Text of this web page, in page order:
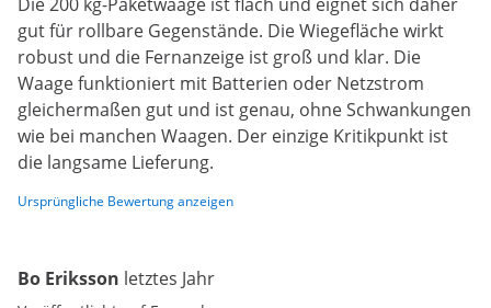
gut für rollbare Gegenstände. Die Wiegefläche wirkt
robust und die Fernanzeige ist groß und klar. Die
Waage funktioniert mit Batterien oder Netzstrom
gleichermaßen gut und ist genau, ohne Schwankungen
wie bei manchen Waagen. Der einzige Kritikpunkt ist
die langsame Lieferung.
Ursprüngliche Bewertung anzeigen
Bo Eriksson letztes Jahr